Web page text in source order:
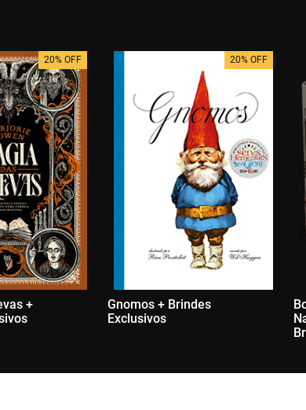
20% OFF
+
20% OFF
Gnomos + Brindes
Exclusivos